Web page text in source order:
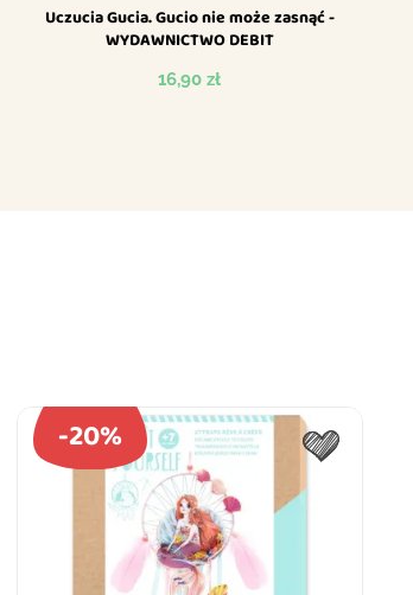
Uczucia Gucia. Gucio nie może zasnąć -
WYDAWNICTWO DEBIT
Cena
16,90 zł
-20%